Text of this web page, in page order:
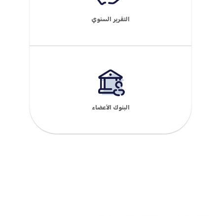
التقرير السنوي
البنوك الأعضاء